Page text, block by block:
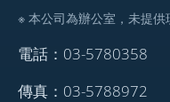
※ 本公司為辦公室，未提供
電話：03-5780358
傳真：03-5788972